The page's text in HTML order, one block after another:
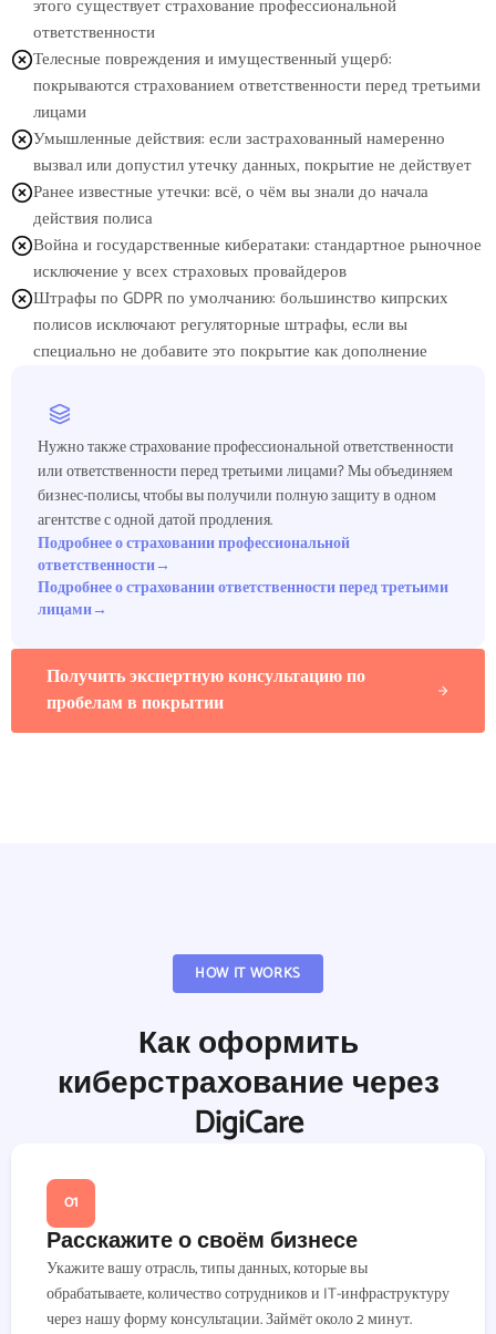
этого существует страхование профессиональной
ответственности
Телесные повреждения и имущественный ущерб:
покрываются страхованием ответственности перед третьими
лицами
Умышленные действия: если застрахованный намеренно
вызвал или допустил утечку данных, покрытие не действует
Ранее известные утечки: всё, о чём вы знали до начала
действия полиса
Война и государственные кибератаки: стандартное рыночное
исключение у всех страховых провайдеров
Штрафы по GDPR по умолчанию: большинство кипрских
полисов исключают регуляторные штрафы, если вы
специально не добавите это покрытие как дополнение
Нужно также страхование профессиональной ответственности
или ответственности перед третьими лицами? Мы объединяем
бизнес-полисы, чтобы вы получили полную защиту в одном
агентстве с одной датой продления.
Подробнее о страховании профессиональной
ответственности→
Подробнее о страховании ответственности перед третьими
лицами→
Получить экспертную консультацию по
пробелам в покрытии
HOW IT WORKS
Как оформить
киберстрахование через
DigiCare
01
Расскажите о своём бизнесе
Укажите вашу отрасль, типы данных, которые вы
обрабатываете, количество сотрудников и IT-инфраструктуру
через нашу форму консультации. Займёт около 2 минут.